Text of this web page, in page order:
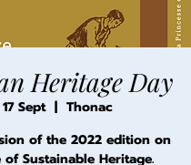
Heritage Day
Sept
  |
Thonac
of the 2022 edition on
Sustainable Heritage.